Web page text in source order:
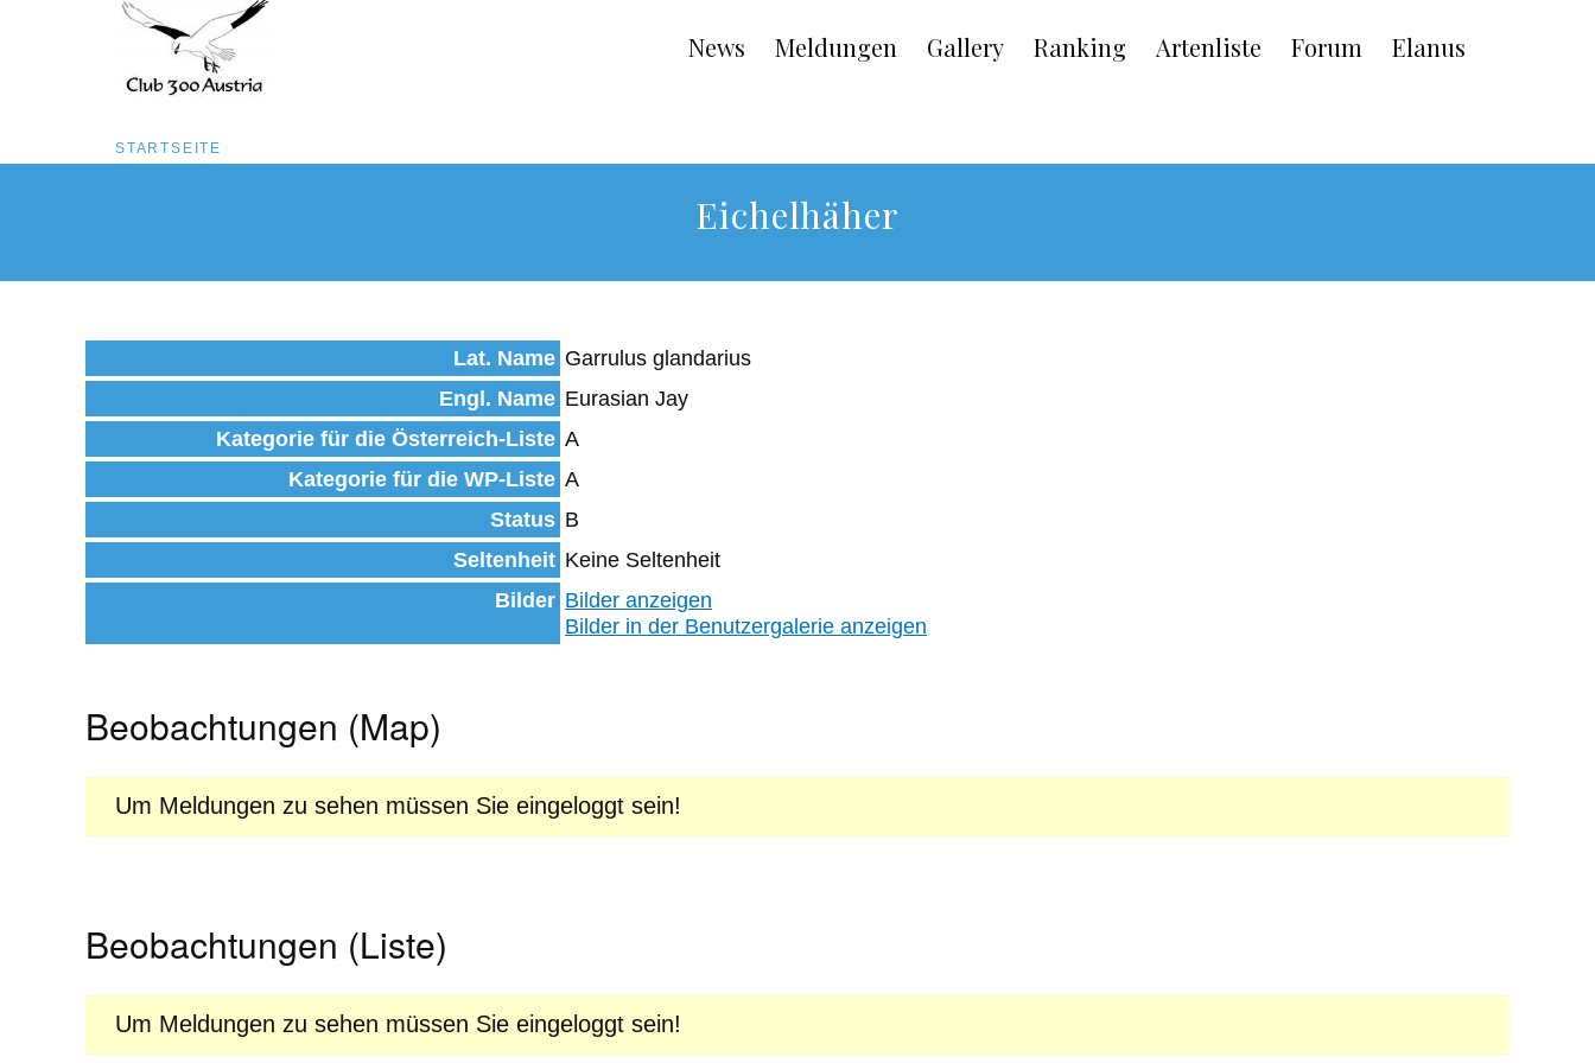
Inhalt
Main
navigation
News Meldungen Gallery Ranking Artenliste Forum Elanus
Pfadnavigation
STARTSEITE
Eichelhäher
Lat. Name Garrulus glandarius
Engl. Name Eurasian Jay
Kategorie für die Österreich-Liste A
Kategorie für die WP-Liste A
Status B
Seltenheit Keine Seltenheit
Bilder Bilder anzeigen
Bilder in der Benutzergalerie anzeigen
Beobachtungen (Map)
Um Meldungen zu sehen müssen Sie eingeloggt sein!
Beobachtungen (Liste)
Um Meldungen zu sehen müssen Sie eingeloggt sein!